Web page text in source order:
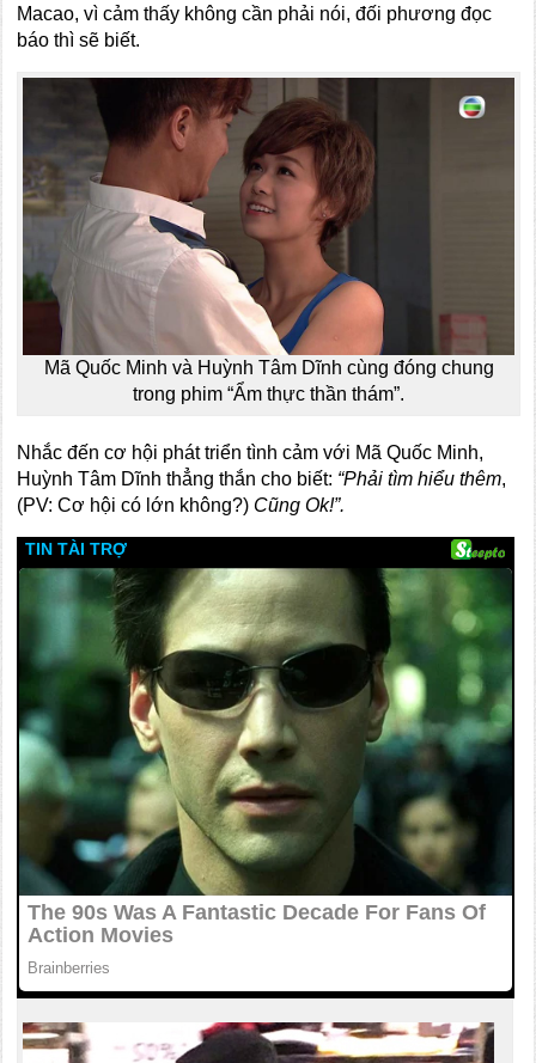
Macao, vì cảm thấy không cần phải nói, đối phương đọc
báo thì sẽ biết.
Mã Quốc Minh và Huỳnh Tâm Dĩnh cùng đóng chung
trong phim “Ẩm thực thần thám”.
Nhắc đến cơ hội phát triển tình cảm với Mã Quốc Minh,
Huỳnh Tâm Dĩnh thẳng thắn cho biết: “Phải tìm hiểu thêm,
(PV: Cơ hội có lớn không?) Cũng Ok!”.